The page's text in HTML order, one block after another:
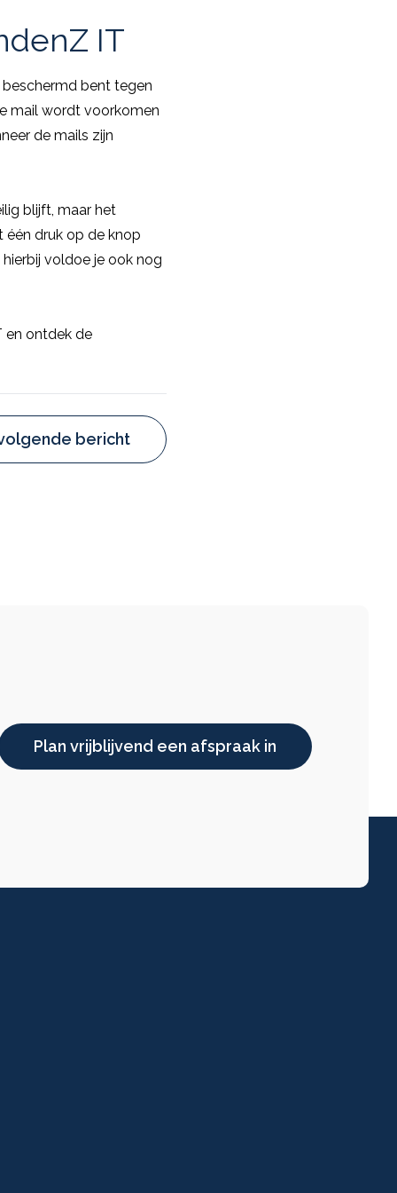
IT
bent tegen
mail wordt voorkomen
de mails zijn
blijft, maar het
één druk op de knop
voldoe je ook nog
en ontdek de
bericht
Plan vrijblijvend een afspraak in